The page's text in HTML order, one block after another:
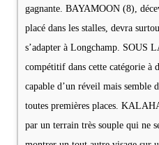
gagnante. BAYAMOON (8),
placé dans les stalles, devra
s’adapter à Longchamp. SOUS
compétitif dans cette catégorie à
capable d’un réveil mais semble
toutes premières places.
par un terrain très souple qui ne